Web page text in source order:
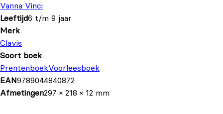
Vanna Vinci
Leeftijd6 t/m 9 jaar
Merk
Clavis
Soort boek
PrentenboekVoorleesboek
EAN9789044840872
Afmetingen297 × 218 × 12 mm